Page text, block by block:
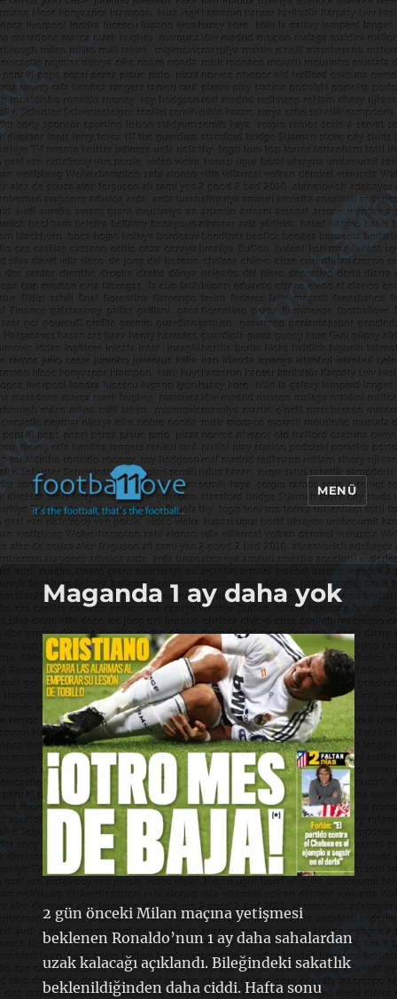
footbaLLove
MENÜ
Maganda 1 ay daha yok
2 gün önceki Milan maçına yetişmesi
beklenen Ronaldo’nun 1 ay daha sahalardan
uzak kalacağı açıklandı. Bileğindeki sakatlık
beklenildiğinden daha ciddi. Hafta sonu